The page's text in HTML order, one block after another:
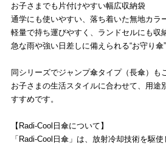
お子さまでも片付けやすい幅広収納袋
通学にも使いやすい、落ち着いた無地カラ
軽量で持ち運びやすく、ランドセルにも収
急な雨や強い日差しに備えられる“お守り傘
同シリーズでジャンプ傘タイプ（長傘）も
お子さまの生活スタイルに合わせて、用途
すすめです。
【Radi-Cool日傘について】
「Radi-Cool日傘」は、放射冷却技術を駆